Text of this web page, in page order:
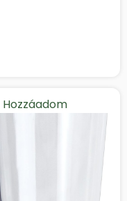
Hozzáadom